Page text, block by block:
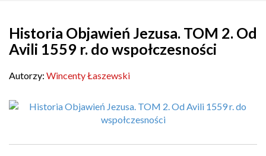
Historia Objawień Jezusa. TOM 2. Od
Avili 1559 r. do wspołczesności
Autorzy: Wincenty Łaszewski